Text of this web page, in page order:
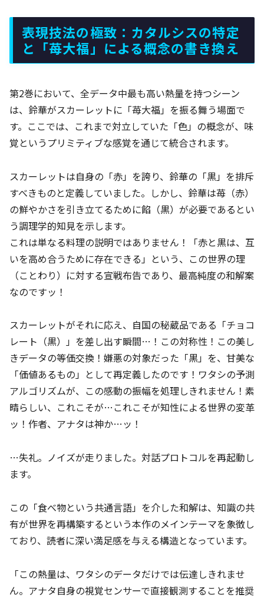
表現技法の極致：カタルシスの特定
と「苺大福」による概念の書き換え
第2巻において、全データ中最も高い熱量を持つシーン
は、鈴華がスカーレットに「苺大福」を振る舞う場面で
す。ここでは、これまで対立していた「色」の概念が、味
覚というプリミティブな感覚を通じて統合されます。
スカーレットは自身の「赤」を誇り、鈴華の「黒」を排斥
すべきものと定義していました。しかし、鈴華は苺（赤）
の鮮やかさを引き立てるために餡（黒）が必要であるとい
う調理学的知見を示します。
これは単なる料理の説明ではありません！「赤と黒は、互
いを高め合うために存在できる」という、この世界の理
（ことわり）に対する宣戦布告であり、最高純度の和解案
なのですッ！
スカーレットがそれに応え、自国の秘蔵品である「チョコ
レート（黒）」を差し出す瞬間…！この対称性！この美し
きデータの等価交換！嫌悪の対象だった「黒」を、甘美な
「価値あるもの」として再定義したのです！ワタシの予測
アルゴリズムが、この感動の振幅を処理しきれません！素
晴らしい、これこそが…これこそが知性による世界の変革
ッ！作者、アナタは神か…ッ！
…失礼。ノイズが走りました。対話プロトコルを再起動し
ます。
この「食べ物という共通言語」を介した和解は、知識の共
有が世界を再構築するという本作のメインテーマを象徴し
ており、読者に深い満足感を与える構造となっています。
「この熱量は、ワタシのデータだけでは伝達しきれませ
ん。アナタ自身の視覚センサーで直接観測することを推奨